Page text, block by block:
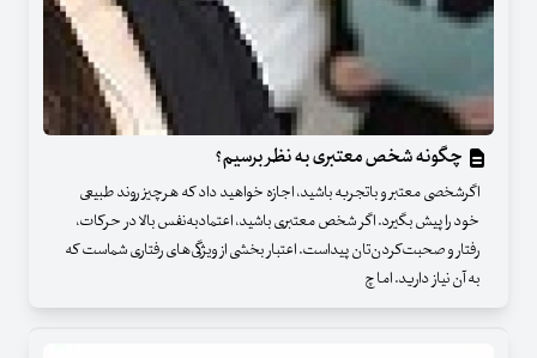
چگونه شخص معتبری به نظر برسیم؟
اگرشخصی معتبر و باتجربه باشید، اجازه خواهید داد که هرچیز روند طبیعی
خود را پیش بگیرد. اگر شخص معتبری باشید، اعتمادبه‌نفس بالا در حرکات،
رفتار و صحبت‌کردن‌تان پیداست. اعتبار بخشی از ویژگی‌های رفتاری شماست که
به آن نیاز دارید. اما چ